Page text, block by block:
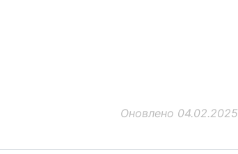
Оновлено 04.02.2025